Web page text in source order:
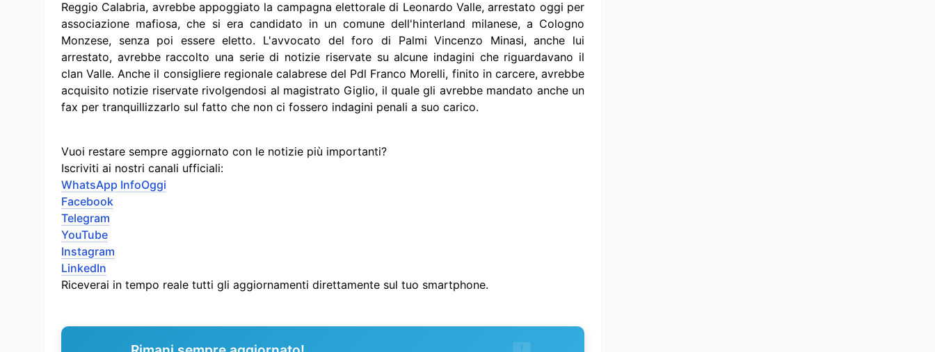
Reggio Calabria, avrebbe appoggiato la campagna elettorale di Leonardo Valle, arrestato oggi per
associazione mafiosa, che si era candidato in un comune dell'hinterland milanese, a Cologno
Monzese, senza poi essere eletto. L'avvocato del foro di Palmi Vincenzo Minasi, anche lui
arrestato, avrebbe raccolto una serie di notizie riservate su alcune indagini che riguardavano il
clan Valle. Anche il consigliere regionale calabrese del Pdl Franco Morelli, finito in carcere, avrebbe
acquisito notizie riservate rivolgendosi al magistrato Giglio, il quale gli avrebbe mandato anche un
fax per tranquillizzarlo sul fatto che non ci fossero indagini penali a suo carico.
Vuoi restare sempre aggiornato con le notizie più importanti?
Iscriviti ai nostri canali ufficiali:
WhatsApp InfoOggi
Facebook
Telegram
YouTube
Instagram
LinkedIn
Riceverai in tempo reale tutti gli aggiornamenti direttamente sul tuo smartphone.